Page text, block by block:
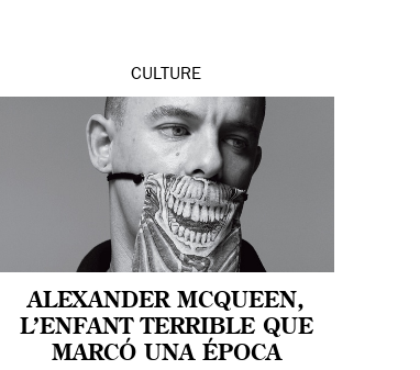
CULTURE
ALEXANDER MCQUEEN,
L’ENFANT TERRIBLE QUE
MARCÓ UNA ÉPOCA